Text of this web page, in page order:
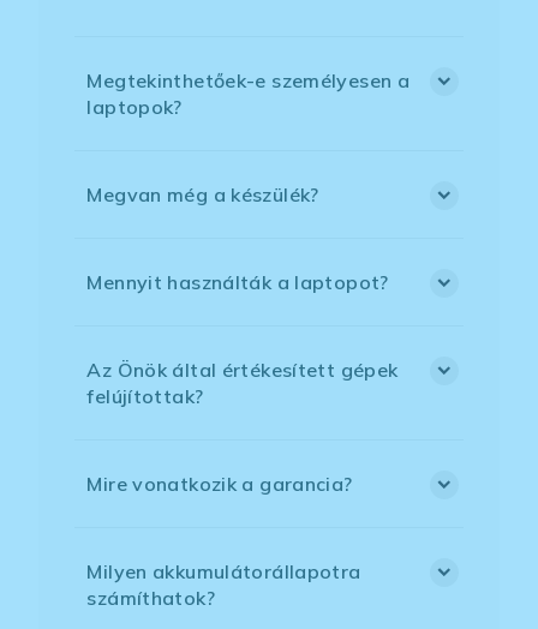
Megtekinthetőek-e személyesen a
laptopok?
Megvan még a készülék?
Mennyit használták a laptopot?
Az Önök által értékesített gépek
felújítottak?
Mire vonatkozik a garancia?
Milyen akkumulátorállapotra
számíthatok?